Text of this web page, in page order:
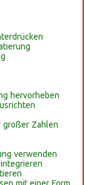
hervorheben
großer Zahlen
verwenden